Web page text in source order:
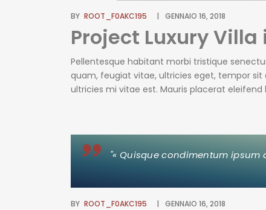
BY ROOT_F0AKC195 GENNAIO 16, 2018
Project Luxury Villa
Pellentesque habitant morbi tristique
quam, feugiat vitae, ultricies eget, tempor
ultricies mi vitae est. Mauris placerat
"« Quisque condimentum ipsum
BY ROOT_F0AKC195 GENNAIO 16, 2018